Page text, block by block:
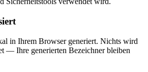
in Ihrem Browser generiert. Nichts wird
— Ihre generierten Bezeichner bleiben